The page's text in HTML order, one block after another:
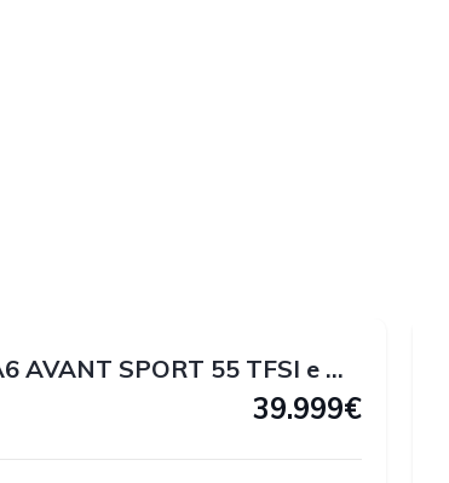
AUDI A6 AVANT SPORT 55 TFSI e QUATTRO 367 CV
39.999€